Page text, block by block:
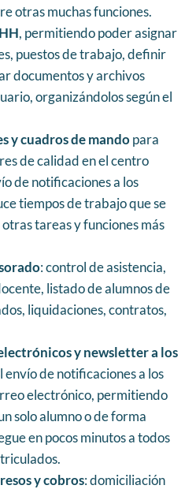
otras muchas funciones.
, permitiendo poder asignar
puestos de trabajo, definir
documentos y archivos
organizándolos según el
y cuadros de mandopara
de calidad en el centro
de notificaciones a los
tiempos de trabajo que se
tareas y funciones más
: control de asistencia,
listado de alumnos de
liquidaciones, contratos,
y newsletter a los
envío de notificaciones a los
electrónico, permitiendo
solo alumno o de forma
en pocos minutos a todos
y cobros: domiciliación